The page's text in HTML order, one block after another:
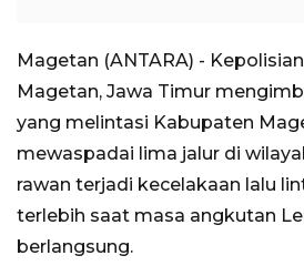
Magetan (ANTARA) -
Magetan, Jawa Timur
yang melintasi Kabupaten
mewaspadai lima jalur di
rawan terjadi kecelakaan lalu
terlebih saat masa angkutan
berlangsung.